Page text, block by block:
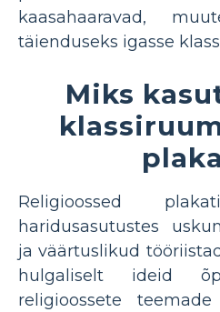
kaasahaaravad,
täienduseks igasse
Miks
Religioossed
haridusasutustes
ja väärtuslikud
hulgaliselt ideid
religioossete